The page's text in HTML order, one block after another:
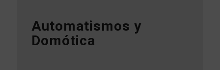
Automatismos y
Domótica